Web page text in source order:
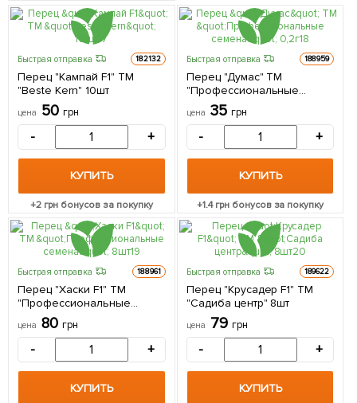
Быстрая отправка 182132
Перец "Кампай F1" ТМ
"Beste Kern" 10шт
цена 50 грн
- +
КУПИТЬ
+2 грн бонусов за покупку
Быстрая отправка 188959
Перец "Думас" ТМ
"Профессиональные
семена" 0,2г
цена 35 грн
- +
КУПИТЬ
+1.4грн бонусов за покупку
Быстрая отправка 188961
Перец "Хаски F1" ТМ
"Профессиональные
семена" 8шт
цена 80 грн
- +
КУПИТЬ
Быстрая отправка 189622
Перец "Крусадер F1" ТМ
"Садиба центр" 8шт
цена 79 грн
- +
КУПИТЬ